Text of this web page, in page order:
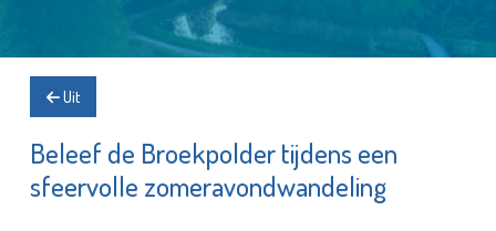
Uit
Beleef de Broekpolder tijdens een
sfeervolle zomeravondwandeling